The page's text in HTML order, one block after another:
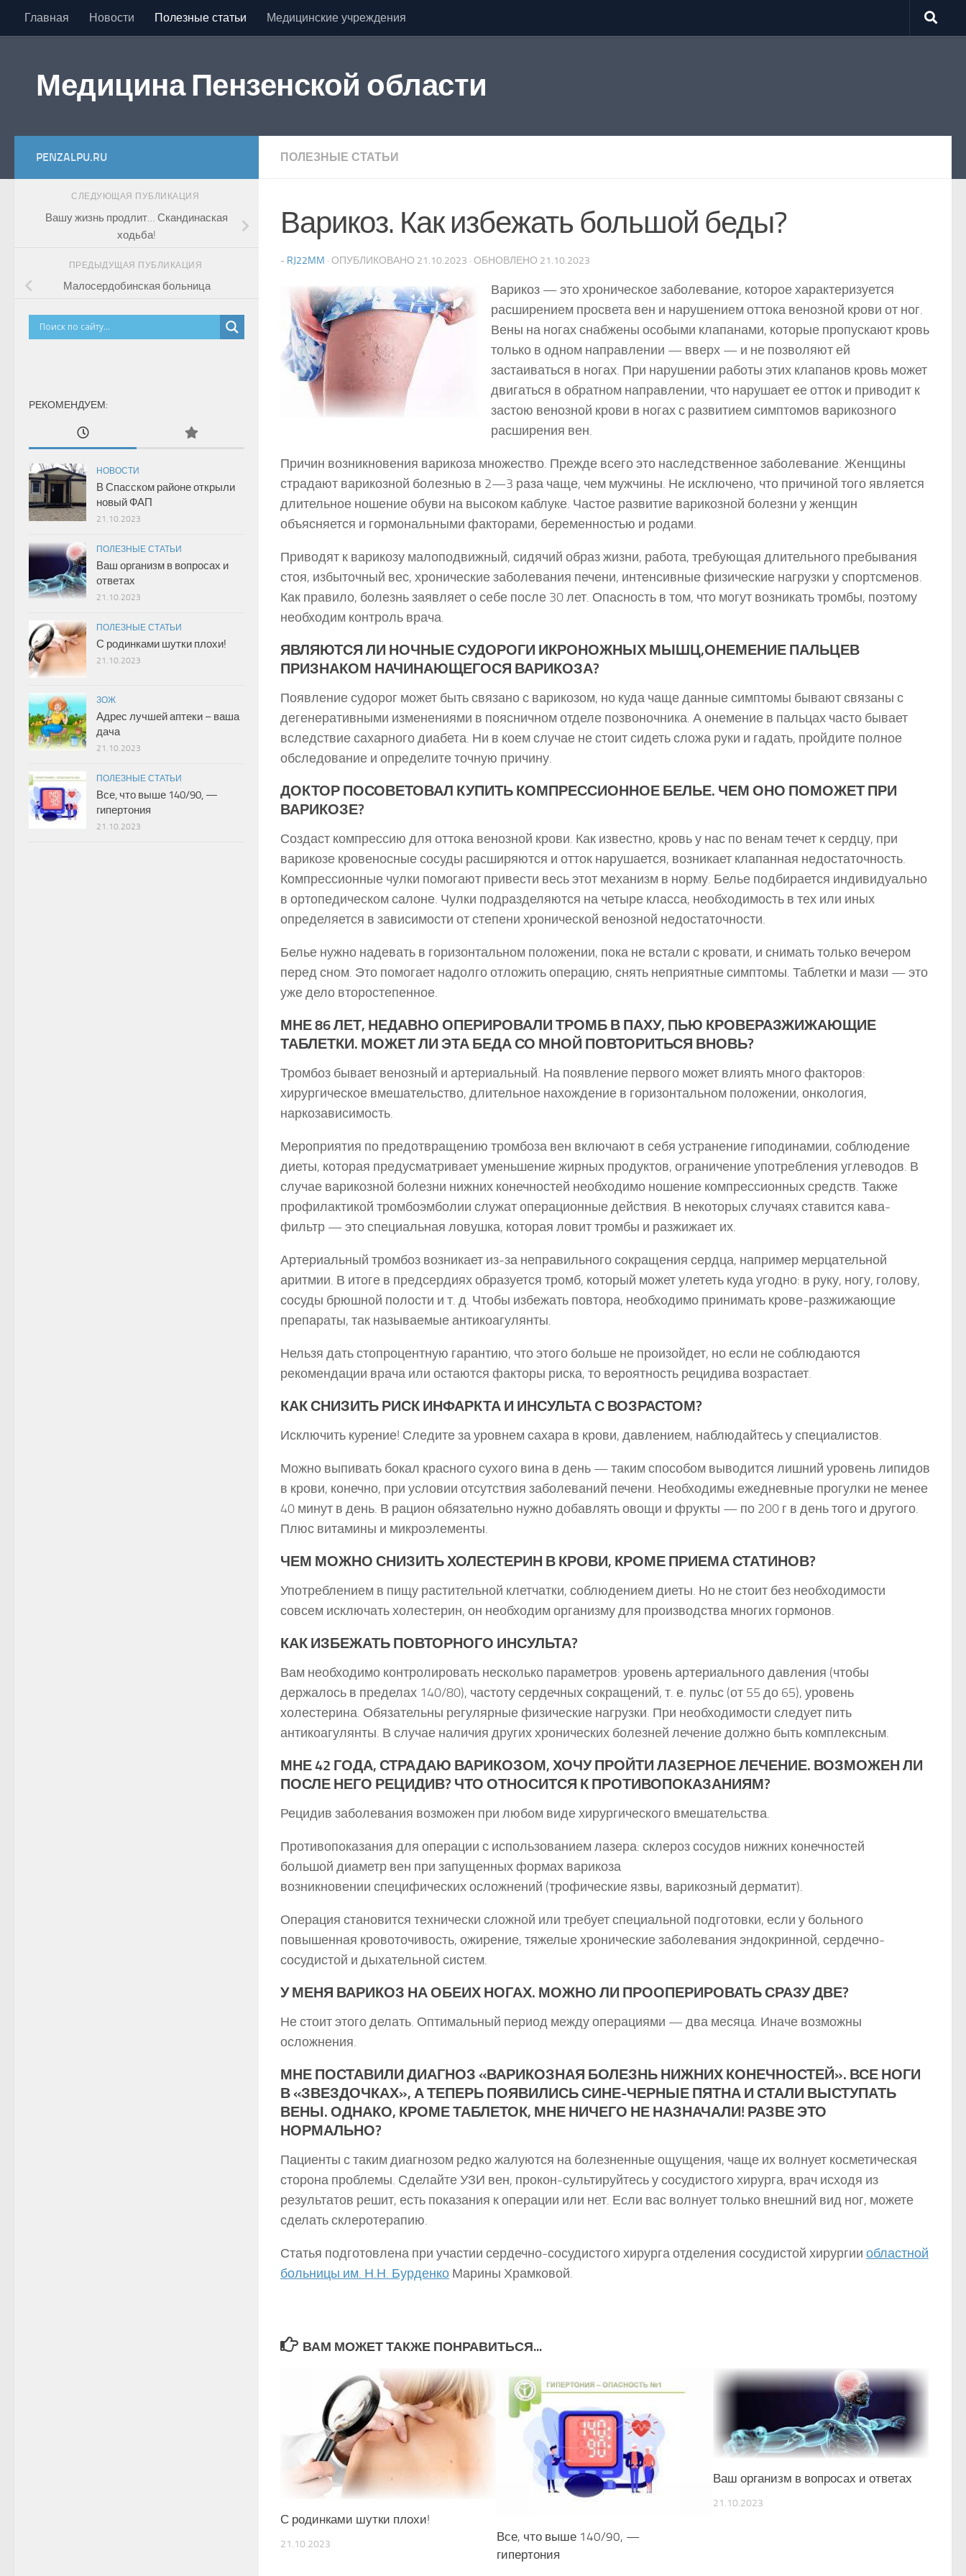
Перейти к содержимому
Главная Новости Полезные статьи Медицинские учреждения
Медицина Пензенской области
ПОЛЕЗНЫЕ СТАТЬИ
Варикоз. Как избежать большой беды?
- RJ22MM · ОПУБЛИКОВАНО 21.10.2023 · ОБНОВЛЕНО 21.10.2023
Варикоз — это хроническое заболевание, которое характеризуется
расширением просвета вен и нарушением оттока венозной крови от ног.
Вены на ногах снабжены особыми клапанами, которые пропускают кровь
только в одном направлении — вверх — и не позволяют ей
застаиваться в ногах. При нарушении работы этих клапанов кровь может
двигаться в обратном направлении, что нарушает ее отток и приводит к
застою венозной крови в ногах с развитием симптомов варикозного
расширения вен.
Причин возникновения варикоза множество. Прежде всего это наследственное заболевание. Женщины
страдают варикозной болезнью в 2—3 раза чаще, чем мужчины. Не исключено, что причиной того является
длительное ношение обуви на высоком каблуке. Частое развитие варикозной болезни у женщин
объясняется и гормональными факторами, беременностью и родами.
Приводят к варикозу малоподвижный, сидячий образ жизни, работа, требующая длительного пребывания
стоя, избыточный вес, хронические заболевания печени, интенсивные физические нагрузки у спортсменов.
Как правило, болезнь заявляет о себе после 30 лет. Опасность в том, что могут возникать тромбы, поэтому
необходим контроль врача.
ЯВЛЯЮТСЯ ЛИ НОЧНЫЕ СУДОРОГИ ИКРОНОЖНЫХ МЫШЦ,ОНЕМЕНИЕ ПАЛЬЦЕВ
ПРИЗНАКОМ НАЧИНАЮЩЕГОСЯ ВАРИКОЗА?
Появление судорог может быть связано с варикозом, но куда чаще данные симптомы бывают связаны с
дегенеративными изменениями в поясничном отделе позвоночника. А онемение в пальцах часто бывает
вследствие сахарного диабета. Ни в коем случае не стоит сидеть сложа руки и гадать, пройдите полное
обследование и определите точную причину.
ДОКТОР ПОСОВЕТОВАЛ КУПИТЬ КОМПРЕССИОННОЕ БЕЛЬЕ. ЧЕМ ОНО ПОМОЖЕТ ПРИ
ВАРИКОЗЕ?
Создаст компрессию для оттока венозной крови. Как известно, кровь у нас по венам течет к сердцу, при
варикозе кровеносные сосуды расширяются и отток нарушается, возникает клапанная недостаточность.
Компрессионные чулки помогают привести весь этот механизм в норму. Белье подбирается индивидуально
в ортопедическом салоне. Чулки подразделяются на четыре класса, необходимость в тех или иных
определяется в зависимости от степени хронической венозной недостаточности.
Белье нужно надевать в горизонтальном положении, пока не встали с кровати, и снимать только вечером
перед сном. Это помогает надолго отложить операцию, снять неприятные симптомы. Таблетки и мази — это
уже дело второстепенное.
МНЕ 86 ЛЕТ, НЕДАВНО ОПЕРИРОВАЛИ ТРОМБ В ПАХУ, ПЬЮ КРОВЕРАЗЖИЖАЮЩИЕ
ТАБЛЕТКИ. МОЖЕТ ЛИ ЭТА БЕДА СО МНОЙ ПОВТОРИТЬСЯ ВНОВЬ?
Тромбоз бывает венозный и артериальный. На появление первого может влиять много факторов:
хирургическое вмешательство, длительное нахождение в горизонтальном положении, онкология,
наркозависимость.
Мероприятия по предотвращению тромбоза вен включают в себя устранение гиподинамии, соблюдение
диеты, которая предусматривает уменьшение жирных продуктов, ограничение употребления углеводов. В
случае варикозной болезни нижних конечностей необходимо ношение компрессионных средств. Также
профилактикой тромбоэмболии служат операционные действия. В некоторых случаях ставится кава-
фильтр — это специальная ловушка, которая ловит тромбы и разжижает их.
Артериальный тромбоз возникает из-за неправильного сокращения сердца, например мерцательной
аритмии. В итоге в предсердиях образуется тромб, который может улететь куда угодно: в руку, ногу, голову,
сосуды брюшной полости и т. д. Чтобы избежать повтора, необходимо принимать крове-разжижающие
препараты, так называемые антикоагулянты.
Нельзя дать стопроцентную гарантию, что этого больше не произойдет, но если не соблюдаются
рекомендации врача или остаются факторы риска, то вероятность рецидива возрастает.
КАК СНИЗИТЬ РИСК ИНФАРКТА И ИНСУЛЬТА С ВОЗРАСТОМ?
Исключить курение! Следите за уровнем сахара в крови, давлением, наблюдайтесь у специалистов.
Можно выпивать бокал красного сухого вина в день — таким способом выводится лишний уровень липидов
в крови, конечно, при условии отсутствия заболеваний печени. Необходимы ежедневные прогулки не менее
40 минут в день. В рацион обязательно нужно добавлять овощи и фрукты — по 200 г в день того и другого.
Плюс витамины и микроэлементы.
ЧЕМ МОЖНО СНИЗИТЬ ХОЛЕСТЕРИН В КРОВИ, КРОМЕ ПРИЕМА СТАТИНОВ?
Употреблением в пищу растительной клетчатки, соблюдением диеты. Но не стоит без необходимости
совсем исключать холестерин, он необходим организму для производства многих гормонов.
КАК ИЗБЕЖАТЬ ПОВТОРНОГО ИНСУЛЬТА?
Вам необходимо контролировать несколько параметров: уровень артериального давления (чтобы
держалось в пределах 140/80), частоту сердечных сокращений, т. е. пульс (от 55 до 65), уровень
холестерина. Обязательны регулярные физические нагрузки. При необходимости следует пить
антикоагулянты. В случае наличия других хронических болезней лечение должно быть комплексным.
МНЕ 42 ГОДА, СТРАДАЮ ВАРИКОЗОМ, ХОЧУ ПРОЙТИ ЛАЗЕРНОЕ ЛЕЧЕНИЕ. ВОЗМОЖЕН ЛИ
ПОСЛЕ НЕГО РЕЦИДИВ? ЧТО ОТНОСИТСЯ К ПРОТИВОПОКАЗАНИЯМ?
Рецидив заболевания возможен при любом виде хирургического вмешательства.
Противопоказания для операции с использованием лазера: склероз сосудов нижних конечностей
большой диаметр вен при запущенных формах варикоза
возникновении специфических осложнений (трофические язвы, варикозный дерматит).
Операция становится технически сложной или требует специальной подготовки, если у больного
повышенная кровоточивость, ожирение, тяжелые хронические заболевания эндокринной, сердечно-
сосудистой и дыхательной систем.
У МЕНЯ ВАРИКОЗ НА ОБЕИХ НОГАХ. МОЖНО ЛИ ПРООПЕРИРОВАТЬ СРАЗУ ДВЕ?
Не стоит этого делать. Оптимальный период между операциями — два месяца. Иначе возможны
осложнения.
МНЕ ПОСТАВИЛИ ДИАГНОЗ «ВАРИКОЗНАЯ БОЛЕЗНЬ НИЖНИХ КОНЕЧНОСТЕЙ». ВСЕ НОГИ
В «ЗВЕЗДОЧКАХ», А ТЕПЕРЬ ПОЯВИЛИСЬ СИНЕ-ЧЕРНЫЕ ПЯТНА И СТАЛИ ВЫСТУПАТЬ
ВЕНЫ. ОДНАКО, КРОМЕ ТАБЛЕТОК, МНЕ НИЧЕГО НЕ НАЗНАЧАЛИ! РАЗВЕ ЭТО
НОРМАЛЬНО?
Пациенты с таким диагнозом редко жалуются на болезненные ощущения, чаще их волнует косметическая
сторона проблемы. Сделайте УЗИ вен, прокон-сультируйтесь у сосудистого хирурга, врач исходя из
результатов решит, есть показания к операции или нет. Если вас волнует только внешний вид ног, можете
сделать склеротерапию.
Статья подготовлена при участии сердечно-сосудистого хирурга отделения сосудистой хирургии областной
больницы им. Н.Н. Бурденко Марины Храмковой.
ВАМ МОЖЕТ ТАКЖЕ ПОНРАВИТЬСЯ...
С родинками шутки плохи!
21.10.2023
Все, что выше 140/90, —
гипертония
Ваш организм в вопросах и ответах
21.10.2023
PENZALPU.RU
СЛЕДУЮЩАЯ ПУБЛИКАЦИЯ
Вашу жизнь продлит… Скандинаская
ходьба!
ПРЕДЫДУЩАЯ ПУБЛИКАЦИЯ
Малосердобинская больница
РЕКОМЕНДУЕМ:
НОВОСТИ
В Спасском районе открыли
новый ФАП
21.10.2023
ПОЛЕЗНЫЕ СТАТЬИ
Ваш организм в вопросах и
ответах
21.10.2023
ПОЛЕЗНЫЕ СТАТЬИ
С родинками шутки плохи!
21.10.2023
ЗОЖ
Адрес лучшей аптеки – ваша
дача
21.10.2023
ПОЛЕЗНЫЕ СТАТЬИ
Все, что выше 140/90, —
гипертония
21.10.2023